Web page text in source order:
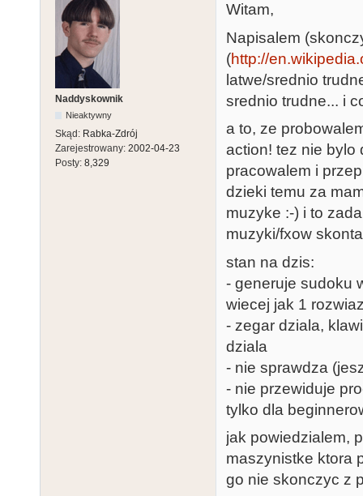
Naddyskownik
Nieaktywny
Skąd: Rabka-Zdrój
Zarejestrowany: 2002-04-23
Posty: 8,329
Witam,
Napisalem
(http://
latwe/srednio
srednio trudne... i
a to, ze
action! tez nie bylo
pracowalem i
dzieki temu za
muzyke :-) i to
muzyki/fxow
stan na dzis:
- generuje sudoku
wiecej jak 1
- zegar dziala,
dziala
- nie sprawdza
- nie przewiduje
tylko dla
jak powiedzialem,
maszynistke ktora
go nie skonczyc z